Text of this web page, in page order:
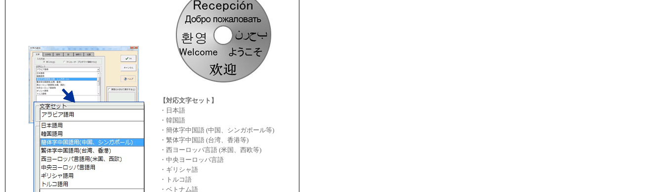
【対応文字セット】
・日本語
・韓国語
・簡体字中国語 (中国、シンガポール等)
・繁体字中国語 (台湾、香港等)
・西ヨーロッパ言語 (米国、西欧等)
・中央ヨーロッパ言語
・ギリシャ語
・トルコ語
・ベトナム語